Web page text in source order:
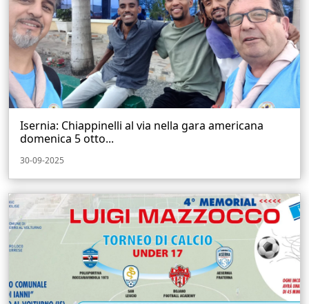
Isernia: Chiappinelli al via nella gara americana
domenica 5 otto...
30-09-2025